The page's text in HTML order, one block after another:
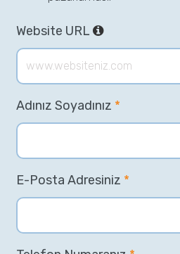
Website URL
Adınız Soyadınız *
E-Posta Adresiniz *